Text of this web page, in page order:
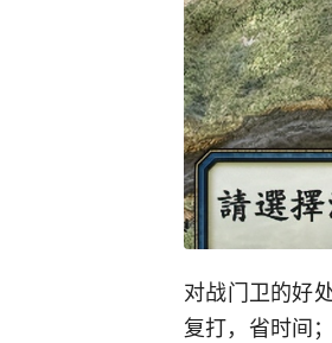
对战门卫的好
复打，省时间